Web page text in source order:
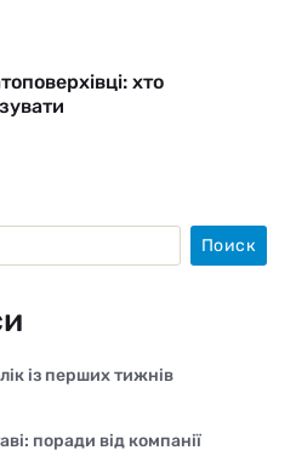
хто
із перших тижнів
поради від компанії